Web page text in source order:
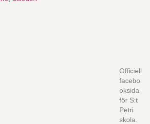
Officiell
facebo
oksida
för S:t
Petri
skola.